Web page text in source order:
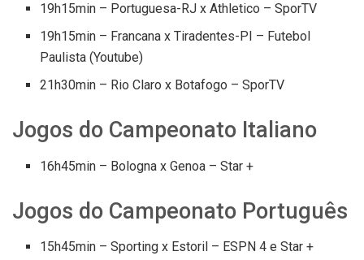
19h15min – Portuguesa-RJ x Athletico – SporTV
19h15min – Francana x Tiradentes-PI – Futebol
Paulista (Youtube)
21h30min – Rio Claro x Botafogo – SporTV
Jogos do Campeonato Italiano
16h45min – Bologna x Genoa – Star +
Jogos do Campeonato Português
15h45min – Sporting x Estoril – ESPN 4 e Star +